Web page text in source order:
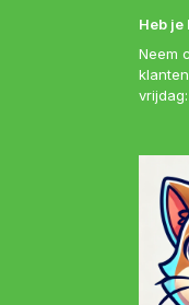
Heb je
Neem